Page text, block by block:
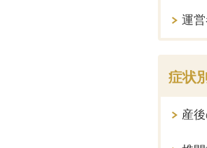
運
症状
産